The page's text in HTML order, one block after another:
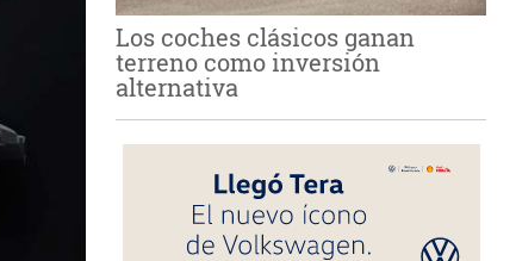
Los coches clásicos ganan
terreno como inversión
alternativa